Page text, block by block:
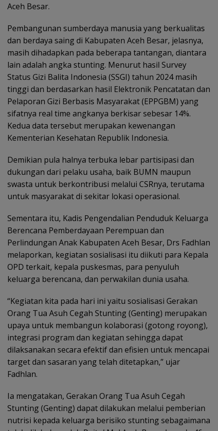
Aceh Besar.
Pembangunan sumberdaya manusia yang berkualitas
dan berdaya saing di Kabupaten Aceh Besar, jelasnya,
masih dihadapkan pada beberapa tantangan, diantara
lain adalah angka stunting. Menurut hasil Survey
Status Gizi Balita Indonesia (SSGI) tahun 2024 masih
tinggi dan berdasarkan hasil Elektronik Pencatatan dan
Pelaporan Gizi Berbasis Masyarakat (EPPGBM) yang
sifatnya real time angkanya berkisar sebesar 14%.
Kedua data tersebut merupakan kewenangan
Kementerian Kesehatan Republik Indonesia.
Demikian pula halnya terbuka lebar partisipasi dan
dukungan dari pelaku usaha, baik BUMN maupun
swasta untuk berkontribusi melalui CSRnya, terutama
untuk masyarakat di sekitar lokasi operasional.
Sementara itu, Kadis Pengendalian Penduduk Keluarga
Berencana Pemberdayaan Perempuan dan
Perlindungan Anak Kabupaten Aceh Besar, Drs Fadhlan
melaporkan, kegiatan sosialisasi itu diikuti para Kepala
OPD terkait, kepala puskesmas, para penyuluh
keluarga berencana, dan perwakilan dunia usaha.
“Kegiatan kita pada hari ini yaitu sosialisasi Gerakan
Orang Tua Asuh Cegah Stunting (Genting) merupakan
upaya untuk membangun kolaborasi (gotong royong),
integrasi program dan kegiatan sehingga dapat
dilaksanakan secara efektif dan efisien untuk mencapai
target dan sasaran yang telah ditetapkan,” ujar
Fadhlan.
Ia mengatakan, Gerakan Orang Tua Asuh Cegah
Stunting (Genting) dapat dilakukan melalui pemberian
nutrisi kepada keluarga berisiko stunting sebagaimana